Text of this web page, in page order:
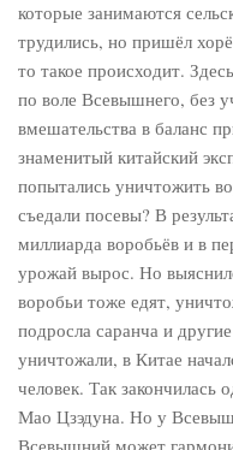
которые занимаются
трудились, но пришёл
то такое происходит.
по воле Всевышнего, без
вмешательства в баланс
знаменитый китайский
попытались уничтожить
съедали посевы? В
миллиарда воробьёв и в
урожай вырос. Но
воробьи тоже едят,
подросла саранча и
уничтожали, в Китае
человек. Так закончилась
Мао Цзэдуна. Но у
Всевышний может